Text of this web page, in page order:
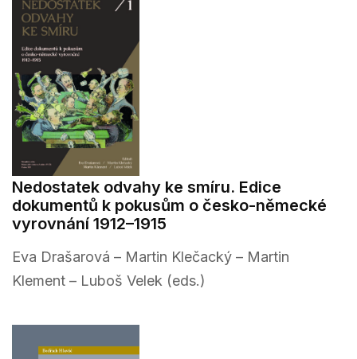
Nedostatek odvahy ke smíru. Edice
dokumentů k pokusům o česko-německé
vyrovnání 1912–1915
Eva Drašarová – Martin Klečacký – Martin
Klement – Luboš Velek (eds.)